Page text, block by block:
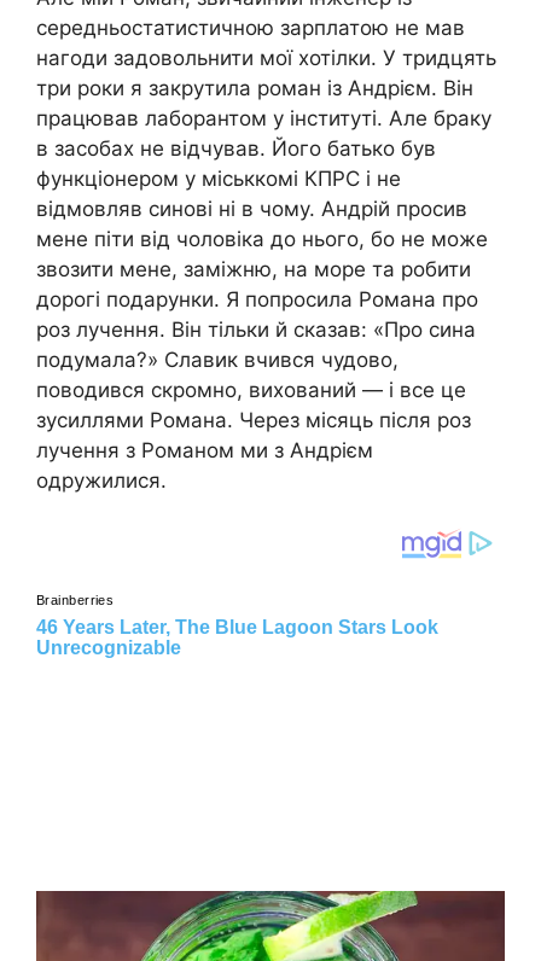
середньостатистичною зарплатою не мав
нагоди задовольнити мої хотілки. У тридцять
три роки я закрутила роман із Андрієм. Він
працював лаборантом у інституті. Але браку
в засобах не відчував. Його батько був
функціонером у міськкомі КПРС і не
відмовляв синові ні в чому. Андрій просив
мене піти від чоловіка до нього, бо не може
звозити мене, заміжню, на море та робити
дорогі подарунки. Я попросила Романа про
роз лучення. Він тільки й сказав: «Про сина
подумала?» Славик вчився чудово,
поводився скромно, вихований — і все це
зусиллями Романа. Через місяць після роз
лучення з Романом ми з Андрієм
одружилися.